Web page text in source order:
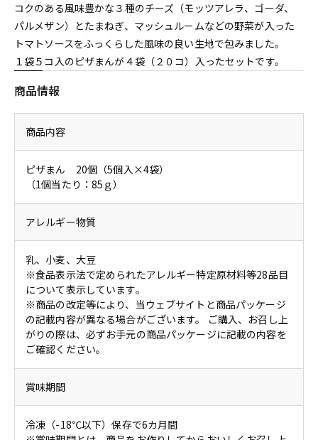
コクのある風味豊かな３種のチーズ（モッツアレラ、ゴーダ、
パルメザン）とたまねぎ、マッシュルームなどの野菜が入った
トマトソースをふっくらした風味の良い生地で包みました。
１袋５コ入のピザまんが４袋（２０コ）入ったセットです。
商品情報
商品内容
ピザまん 20個（5個入×4袋）
（1個当たり：85ｇ）
アレルギー物質
乳、小麦、大豆
※食品表示法で定められたアレルギー特定原材料等28品目
について表示しています。
※商品の改定等により、当ウェブサイトと商品パッケージ
の記載内容が異なる場合がございます。 ご購入、お召し上
がりの際は、必ずお手元の商品パッケージに記載の内容を
ご確認ください。
賞味期間
冷凍（-18℃以下）保存で6カ月間